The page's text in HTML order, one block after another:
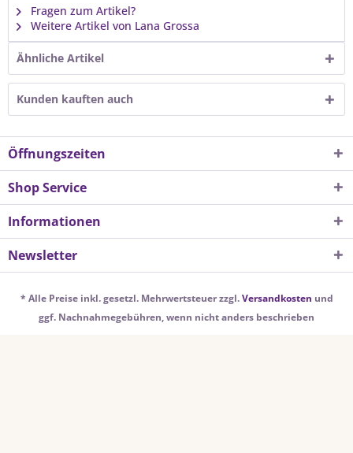
Fragen zum Artikel?
Weitere Artikel von Lana Grossa
Ähnliche Artikel
Kunden kauften auch
Öffnungszeiten
Shop Service
Informationen
Newsletter
* Alle Preise inkl. gesetzl. Mehrwertsteuer zzgl.Versandkosten und
ggf. Nachnahmegebühren, wenn nicht anders beschrieben